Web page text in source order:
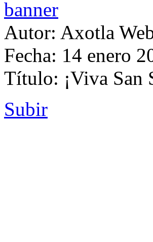
Autor: Axotla
Fecha: 14 enero
Título: ¡Viva San
Subir